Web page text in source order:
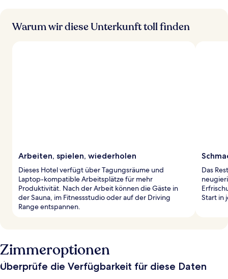
Warum wir diese Unterkunft toll finden
Arbeiten, spielen, wiederholen
Dieses Hotel verfügt über Tagungsräume und
Laptop-kompatible Arbeitsplätze für mehr
Produktivität. Nach der Arbeit können die Gäste in
der Sauna, im Fitnessstudio oder auf der Driving
Range entspannen.
Das
Start in
Zimmeroptionen
Überprüfe die Verfügbarkeit für diese Daten